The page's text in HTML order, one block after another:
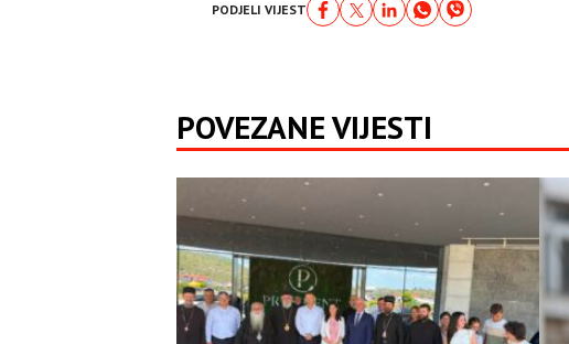
PODJELI VIJEST
POVEZANE VIJESTI